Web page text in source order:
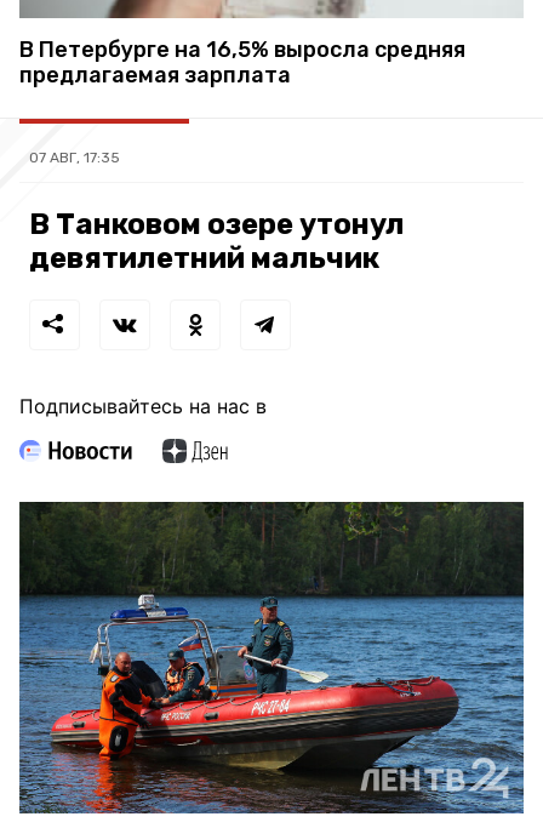
В Петербурге на 16,5% выросла средняя
предлагаемая зарплата
07 АВГ, 17:35
В Танковом озере утонул
девятилетний мальчик
Подписывайтесь на нас в